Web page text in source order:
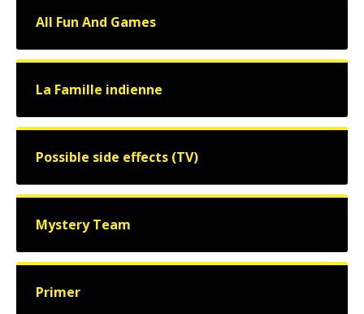
All Fun And Games
La Famille indienne
Possible side effects (TV)
Mystery Team
Primer